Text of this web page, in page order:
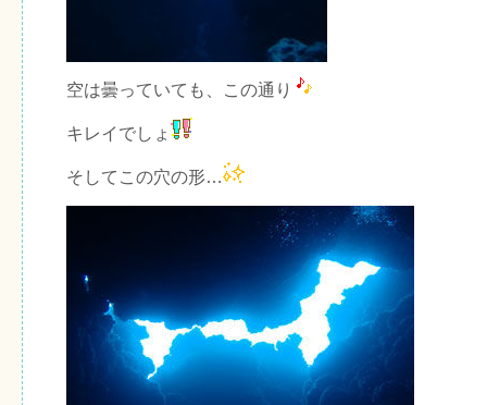
空は曇っていても、この通り
キレイでしょ
そしてこの穴の形…